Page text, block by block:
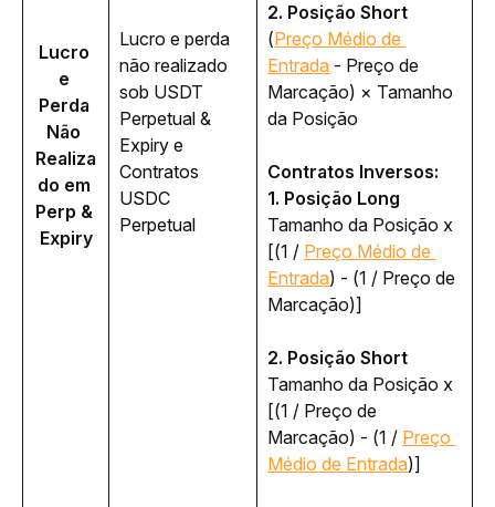
Lucro
e
Perda
Não
Realiza
do em
Perp &
Expiry
Lucro e perda
não realizado
sob USDT
Perpetual &
Expiry e
Contratos
USDC
Perpetual
2. Posição Short
(Preço Médio de
Entrada - Preço de
Marcação) × Tamanho
da Posição
Contratos Inversos:
1. Posição Long
Tamanho da Posição x
[(1 / Preço Médio de
Entrada) - (1 / Preço de
Marcação)]
2. Posição Short
Tamanho da Posição x
[(1 / Preço de
Marcação) - (1 / Preço
Médio de Entrada)]